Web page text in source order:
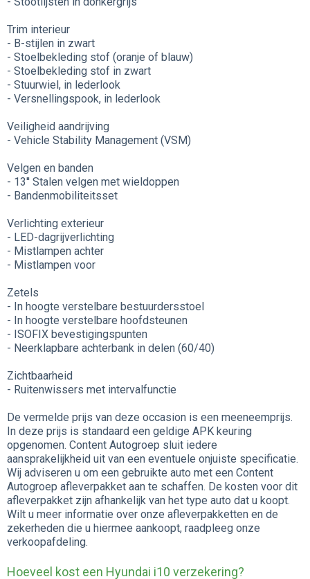
Trim interieur
- B-stijlen in zwart
- Stoelbekleding stof (oranje of blauw)
- Stoelbekleding stof in zwart
- Stuurwiel, in lederlook
- Versnellingspook, in lederlook
Veiligheid aandrijving
- Vehicle Stability Management (VSM)
Velgen en banden
- 13'' Stalen velgen met wieldoppen
- Bandenmobiliteitsset
Verlichting exterieur
- LED-dagrijverlichting
- Mistlampen achter
- Mistlampen voor
Zetels
- In hoogte verstelbare bestuurdersstoel
- In hoogte verstelbare hoofdsteunen
- ISOFIX bevestigingspunten
- Neerklapbare achterbank in delen (60/40)
Zichtbaarheid
- Ruitenwissers met intervalfunctie
De vermelde prijs van deze occasion is een meeneemprijs.
In deze prijs is standaard een geldige APK keuring
opgenomen. Content Autogroep sluit iedere
aansprakelijkheid uit van een eventuele onjuiste specificatie.
Wij adviseren u om een gebruikte auto met een Content
Autogroep afleverpakket aan te schaffen. De kosten voor dit
afleverpakket zijn afhankelijk van het type auto dat u koopt.
Wilt u meer informatie over onze afleverpakketten en de
zekerheden die u hiermee aankoopt, raadpleeg onze
verkoopafdeling.
Hoeveel kost een Hyundai i10 verzekering?